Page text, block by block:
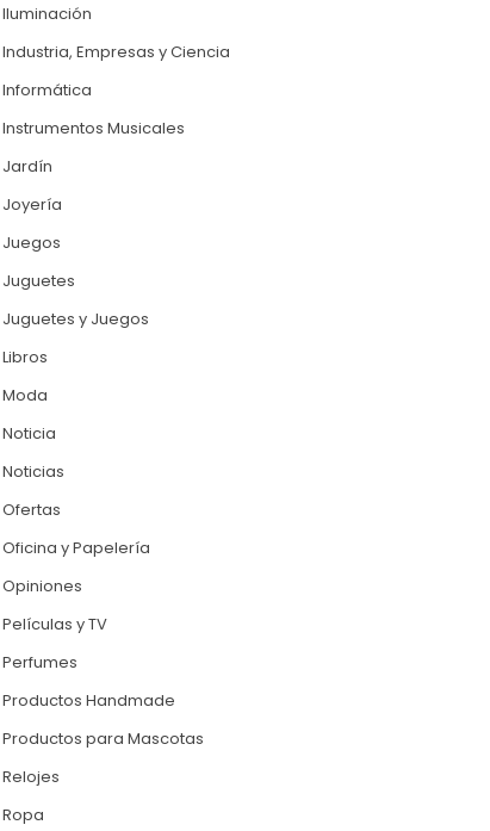
Iluminación
Industria, Empresas y Ciencia
Informática
Instrumentos Musicales
Jardín
Joyería
Juegos
Juguetes
Juguetes y Juegos
Libros
Moda
Noticia
Noticias
Ofertas
Oficina y Papelería
Opiniones
Películas y TV
Perfumes
Productos Handmade
Productos para Mascotas
Relojes
Ropa